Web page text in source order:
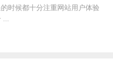
时候都十分注重网站用户体验